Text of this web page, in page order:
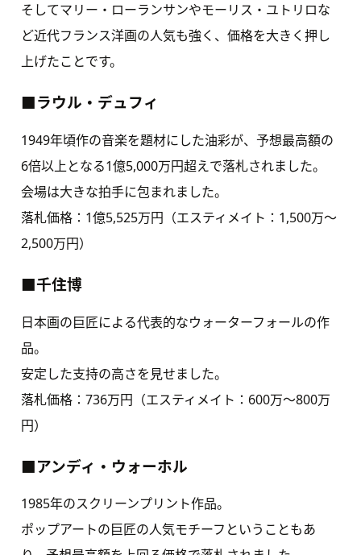
そしてマリー・ローランサンやモーリス・ユトリロな
ど近代フランス洋画の人気も強く、価格を大きく押し
上げたことです。
■ラウル・デュフィ
1949年頃作の音楽を題材にした油彩が、予想最高額の
6倍以上となる1億5,000万円超えで落札されました。
会場は大きな拍手に包まれました。
落札価格：1億5,525万円（エスティメイト：1,500万〜
2,500万円）
■千住博
日本画の巨匠による代表的なウォーターフォールの作
品。
安定した支持の高さを見せました。
落札価格：736万円（エスティメイト：600万〜800万
円）
■アンディ・ウォーホル
1985年のスクリーンプリント作品。
ポップアートの巨匠の人気モチーフということもあ